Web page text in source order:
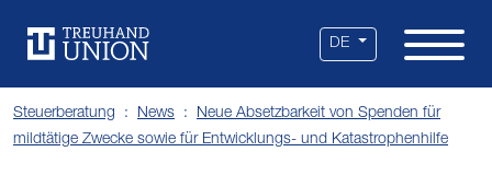
DE
Steuerberatung News
Neue Absetzbarkeit von Spenden für
mildtätige Zwecke sowie für Entwicklungs- und Katastrophenhilfe